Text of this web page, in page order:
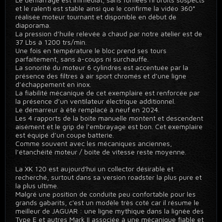
et le ralenti est stable ainsi que le confirme la vidéo 360°
réalisée moteur tournant et disponible en début de
diaporama.
La pression d’huile relevée à chaud par notre atelier est de
37 Lbs à 1200 trs/min.
Une fois en température le bloc prend ses tours
parfaitement, sans à-coups ni surchauffe.
La sonorité du moteur 6 cylindres est accentuée par la
présence des filtres à air sport chromés et d’une ligne
d’échappement en inox.
La fiabilité mécanique de cet exemplaire est renforcée par
la présence d’un ventilateur électrique additionnel.
Le démarreur à été remplacé à neuf en 2024.
Les 4 rapports de la boite manuelle montent et descendent
aisément et le grip de l’embrayage est bon. Cet exemplaire
est équipé d’un coupe batterie.
Comme souvent avec les mécaniques anciennes,
l’étanchéité moteur / boite de vitesse reste moyenne.
La XK 120 est aujourd'hui un collector désirable et
recherché, surtout dans sa version roadster la plus pure et
la plus ultime.
Malgré une position de conduite peu confortable pour les
grands gabarits, c'est un modèle très coté car il résume le
meilleur de JAGUAR : une ligne mythique dans la lignée des
Type E et autres Mark II associée à une mécanique fiable et